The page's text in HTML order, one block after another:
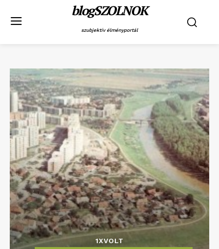
blogSZOLNOK
szubjektív élményportál
1XVOLT